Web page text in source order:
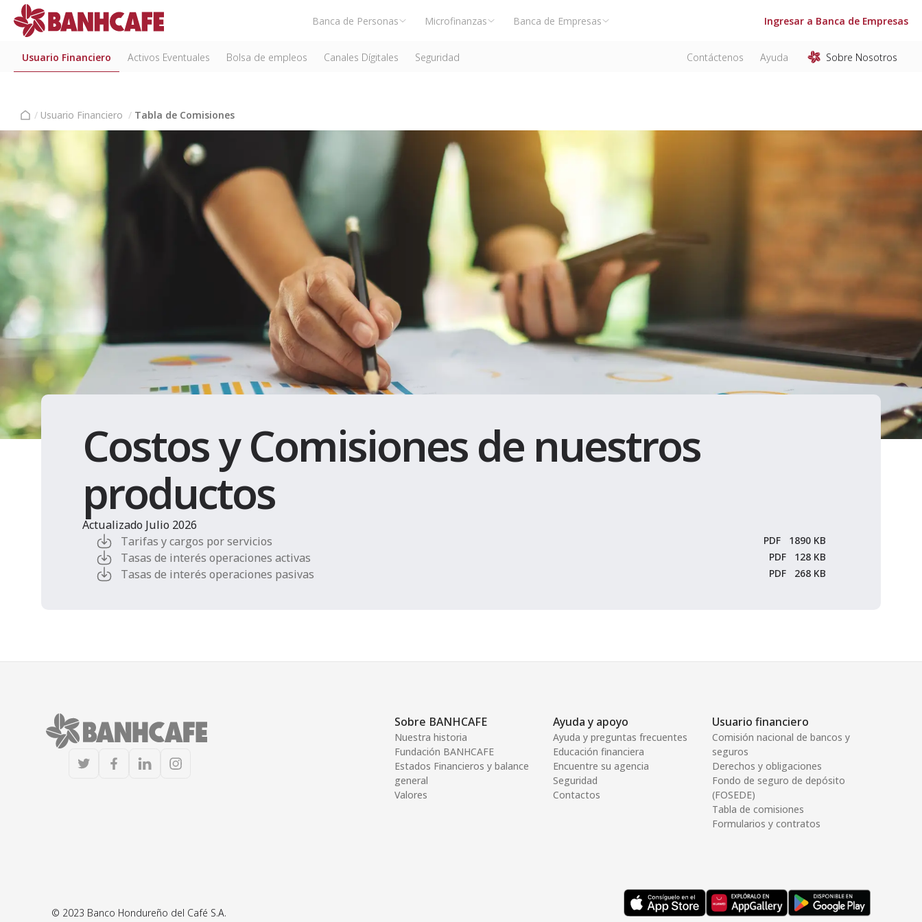
Banca de Personas Microfinanzas Banca de Empresas Ingresar a Banca de Empresas
Usuario Financiero Activos Eventuales Bolsa de empleos Canales Dígitales Seguridad Contáctenos Ayuda Sobre Nosotros
/ Usuario Financiero / Tabla de Comisiones
Costos y Comisiones de nuestros
productos
Actualizado Julio 2026
Tarifas y cargos por servicios
PDF 1890 KB
Tasas de interés operaciones activas PDF 128 KB
Tasas de interés operaciones pasivas PDF 268 KB
Sobre BANHCAFE
Nuestra historia
Fundación BANHCAFE
Estados Financieros y balance
general
Valores
Ayuda y apoyo
Ayuda y preguntas frecuentes
Educación financiera
Encuentre su agencia
Seguridad
Contactos
Usuario financiero
Comisión nacional de bancos y
seguros
Derechos y obligaciones
Fondo de seguro de depósito
(FOSEDE)
Tabla de comisiones
Formularios y contratos
© 2023 Banco Hondureño del Café S.A.